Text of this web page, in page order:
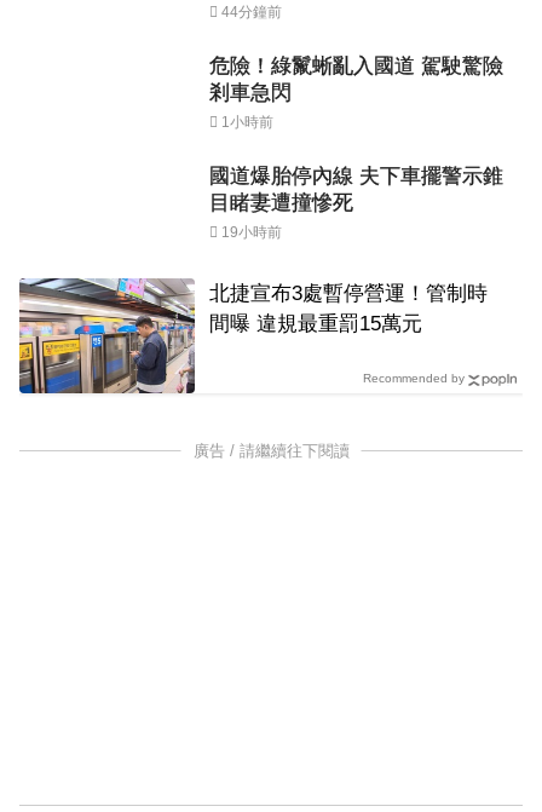
44分鐘前
危險！綠鬣蜥亂入國道 駕駛驚險
剎車急閃
1小時前
國道爆胎停內線 夫下車擺警示錐
目睹妻遭撞慘死
19小時前
北捷宣布3處暫停營運！管制時
間曝 違規最重罰15萬元
Recommended by
廣告 / 請繼續往下閱讀